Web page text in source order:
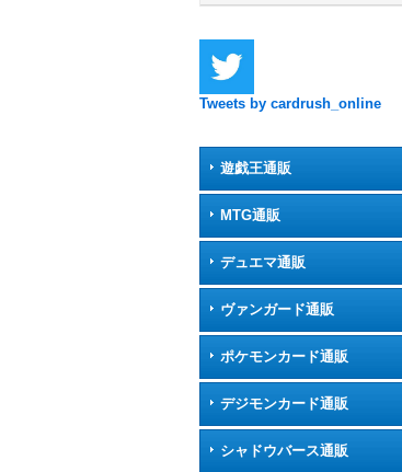
Tweets by cardrush_online
遊戯王通販
MTG通販
デュエマ通販
ヴァンガード通販
ポケモンカード通販
デジモンカード通販
シャドウバース通販